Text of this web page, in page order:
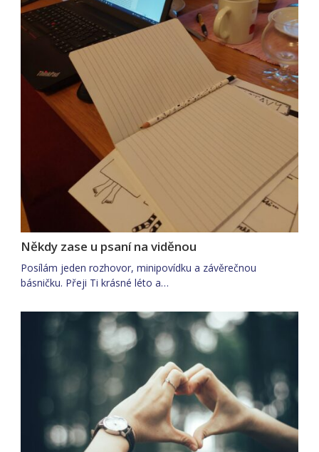
Někdy zase u psaní na viděnou
Posílám jeden rozhovor, minipovídku a závěrečnou
básničku. Přeji Ti krásné léto a…